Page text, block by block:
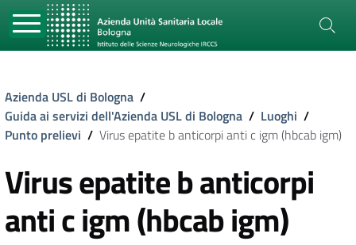
Azienda USL di Bologna /
Guida ai servizi dell'Azienda USL di Bologna / Luoghi /
Punto prelievi / Virus epatite b anticorpi anti c igm (hbcab igm)
Virus epatite b anticorpi
anti c igm (hbcab igm)